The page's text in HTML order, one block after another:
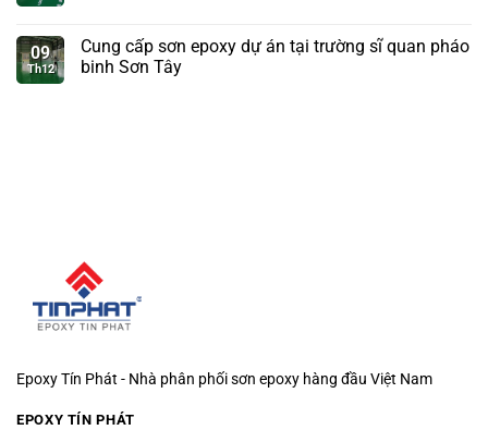
09
Th12
Cung cấp sơn epoxy dự án tại trường sĩ quan pháo
binh Sơn Tây
Epoxy Tín Phát - Nhà phân phối sơn epoxy hàng đầu Việt Nam
EPOXY TÍN PHÁT